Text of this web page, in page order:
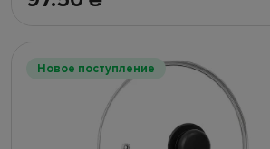
Новое поступление